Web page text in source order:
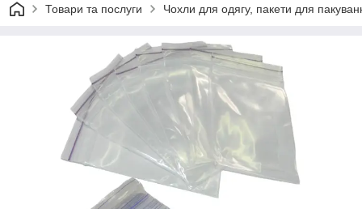
Товари та послуги Чохли для одягу, пакети для